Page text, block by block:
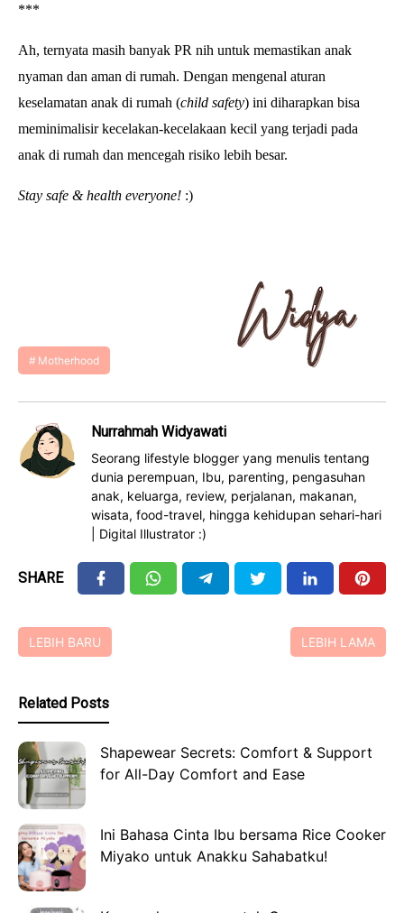
***
Ah, ternyata masih banyak PR nih untuk memastikan anak
nyaman dan aman di rumah. Dengan mengenal aturan
keselamatan anak di rumah (child safety) ini diharapkan bisa
meminimalisir kecelakan-kecelakaan kecil yang terjadi pada
anak di rumah dan mencegah risiko lebih besar.
Stay safe & health everyone! :)
Motherhood
Nurrahmah Widyawati
Seorang lifestyle blogger yang menulis tentang
dunia perempuan, Ibu, parenting, pengasuhan
anak, keluarga, review, perjalanan, makanan,
wisata, food-travel, hingga kehidupan sehari-hari
| Digital Illustrator :)
SHARE
LEBIH BARU LEBIH LAMA
Related Posts
Shapewear Secrets: Comfort & Support
for All-Day Comfort and Ease
Ini Bahasa Cinta Ibu bersama Rice Cooker
Miyako untuk Anakku Sahabatku!